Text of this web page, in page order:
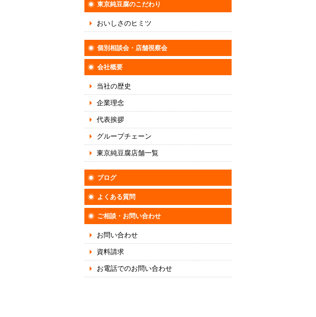
東京純豆腐のこだわり
おいしさのヒミツ
個別相談会・店舗視察会
会社概要
当社の歴史
企業理念
代表挨拶
グループチェーン
東京純豆腐店舗一覧
ブログ
よくある質問
ご相談・お問い合わせ
お問い合わせ
資料請求
お電話でのお問い合わせ